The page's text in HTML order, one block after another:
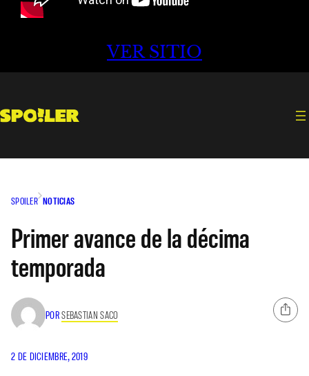
VER SITIO
SPOILER NOTICIAS
Primer avance de la décima
temporada
PORSEBASTIAN SACO
2 DE DICIEMBRE, 2019